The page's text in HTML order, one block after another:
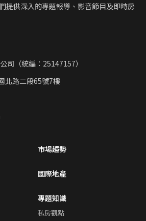
提供深入的專題報導、影音節目及即時房
司（統編：25147157）
北路二段65號7樓
市場趨勢
國際地產
專題知識
私房觀點